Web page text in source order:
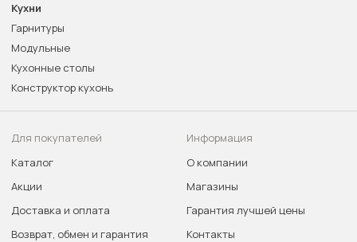
Кухни
Гарнитуры
Модульные
Кухонные столы
Конструктор кухонь
Для покупателей
Каталог
Акции
Доставка и оплата
Возврат, обмен и гарантия
Информация
О компании
Магазины
Гарантия лучшей цены
Контакты